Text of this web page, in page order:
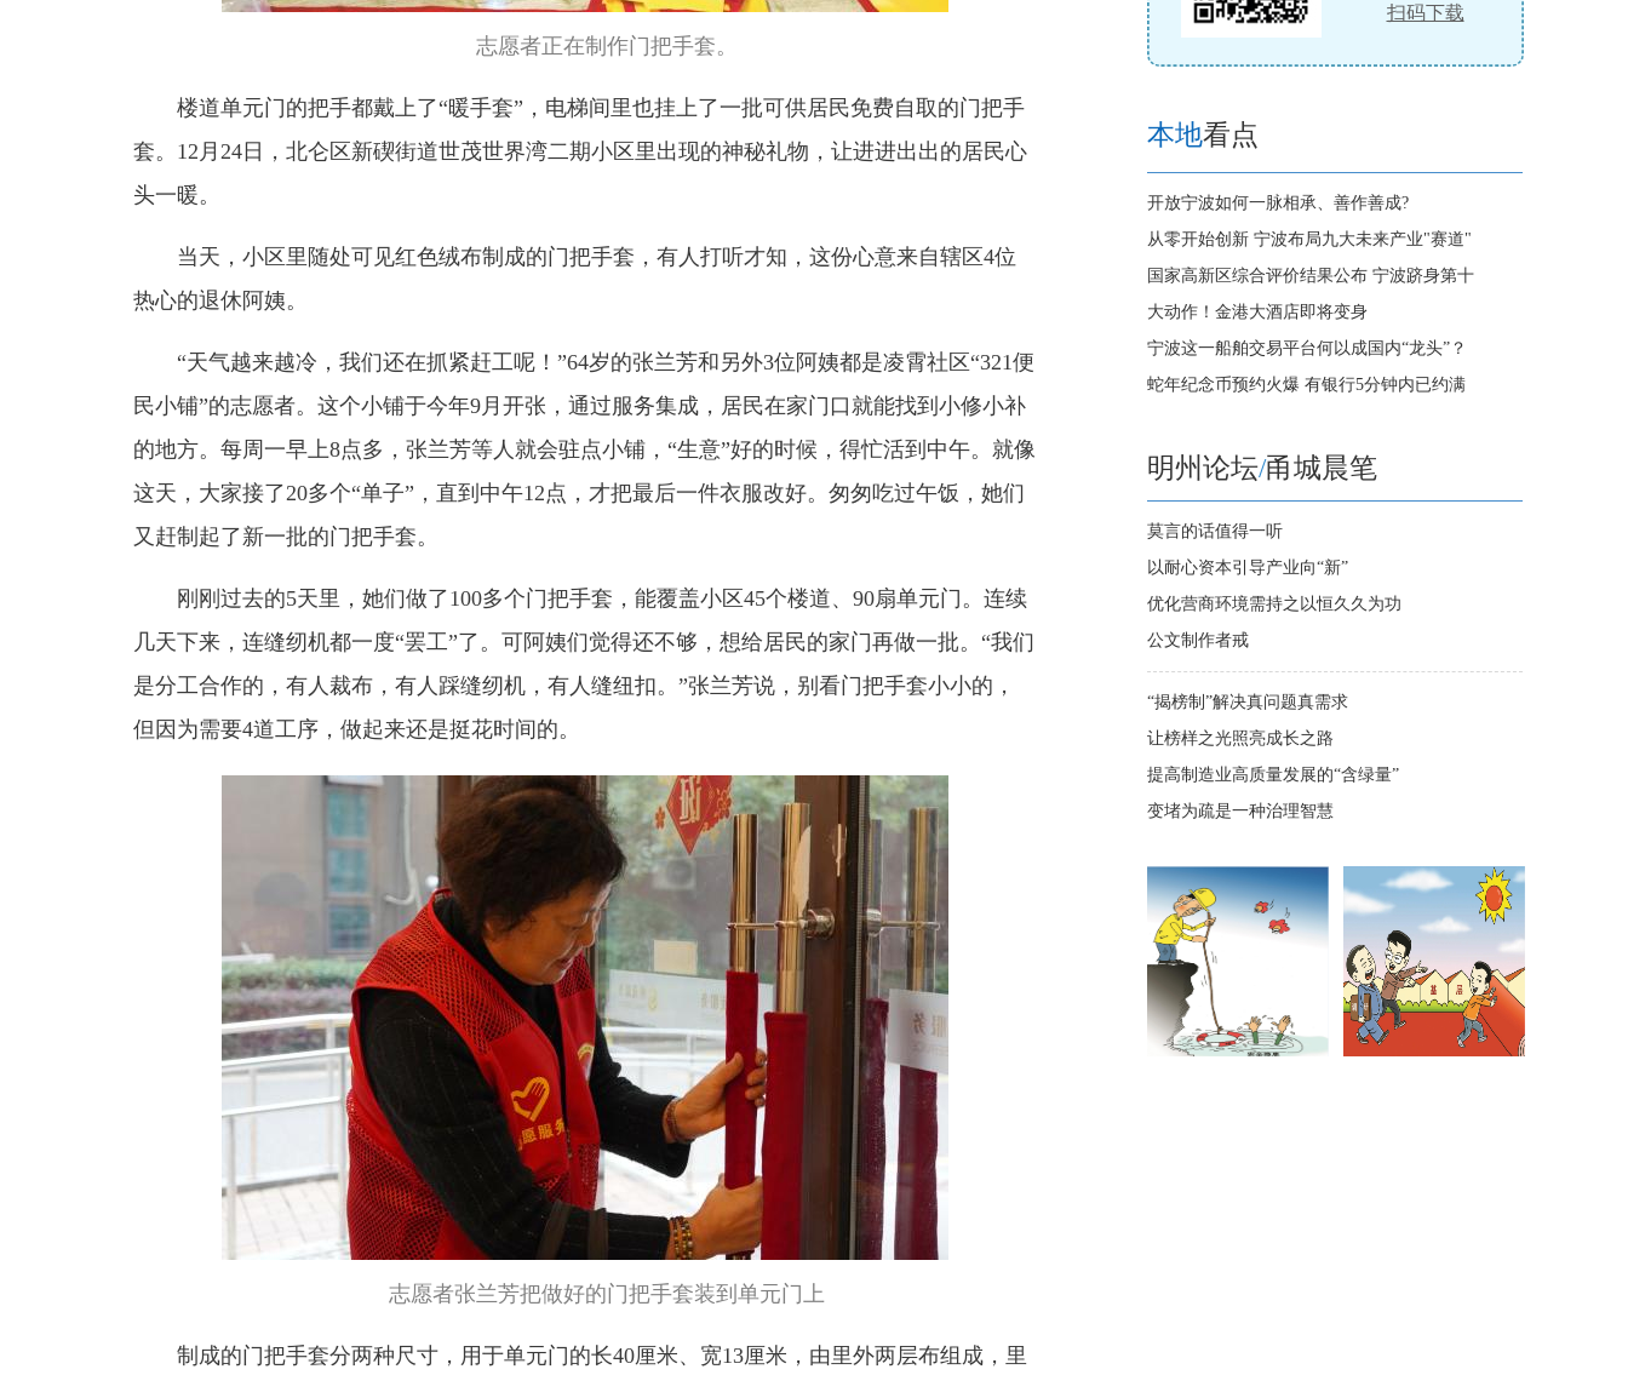
志愿者正在制作门把手套。
楼道单元门的把手都戴上了“暖手套”，电梯间里也挂上了一批可供居民免费自取的门把手
套。12月24日，北仑区新碶街道世茂世界湾二期小区里出现的神秘礼物，让进进出出的居民心
头一暖。
当天，小区里随处可见红色绒布制成的门把手套，有人打听才知，这份心意来自辖区4位
热心的退休阿姨。
“天气越来越冷，我们还在抓紧赶工呢！”64岁的张兰芳和另外3位阿姨都是凌霄社区“321便
民小铺”的志愿者。这个小铺于今年9月开张，通过服务集成，居民在家门口就能找到小修小补
的地方。每周一早上8点多，张兰芳等人就会驻点小铺，“生意”好的时候，得忙活到中午。就像
这天，大家接了20多个“单子”，直到中午12点，才把最后一件衣服改好。匆匆吃过午饭，她们
又赶制起了新一批的门把手套。
刚刚过去的5天里，她们做了100多个门把手套，能覆盖小区45个楼道、90扇单元门。连续
几天下来，连缝纫机都一度“罢工”了。可阿姨们觉得还不够，想给居民的家门再做一批。“我们
是分工合作的，有人裁布，有人踩缝纫机，有人缝纽扣。”张兰芳说，别看门把手套小小的，
但因为需要4道工序，做起来还是挺花时间的。
志愿者张兰芳把做好的门把手套装到单元门上
制成的门把手套分两种尺寸，用于单元门的长40厘米、宽13厘米，由里外两层布组成，里
扫码下载
本地看点
开放宁波如何一脉相承、善作善成?
从零开始创新 宁波布局九大未来产业"赛道"
国家高新区综合评价结果公布 宁波跻身第十
大动作！金港大酒店即将变身
宁波这一船舶交易平台何以成国内“龙头”？
蛇年纪念币预约火爆 有银行5分钟内已约满
明州论坛/甬城晨笔
莫言的话值得一听
以耐心资本引导产业向“新”
优化营商环境需持之以恒久久为功
公文制作者戒
“揭榜制”解决真问题真需求
让榜样之光照亮成长之路
提高制造业高质量发展的“含绿量”
变堵为疏是一种治理智慧